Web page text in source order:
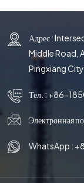
Адрес :
Middle Road,
Pingxiang
Тел. : +86-
Электронная
WhatsApp :